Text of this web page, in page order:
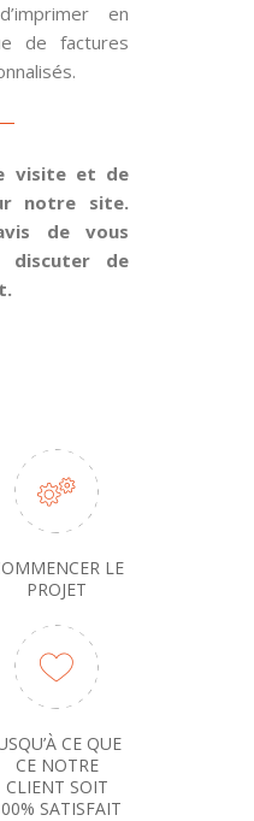
en
de factures
visite et de
notre site.
de vous
discuter de
LE
PROJET
CE QUE
CE NOTRE
CLIENT SOIT
SATISFAIT